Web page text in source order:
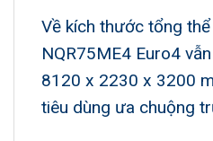
Về kích thước tổng
NQR75ME4 Euro4
8120 x 2230 x 3200
tiêu dùng ưa chuộng